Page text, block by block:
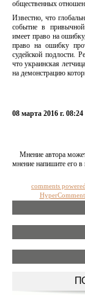
общественных
Известно, что
событие в
имеет право на
право на ошибку
судейской подлости.
что украинская
на демонстрацию
08 марта 2016 г. 08:24
Мнение автора
мнение напишите его в
comments